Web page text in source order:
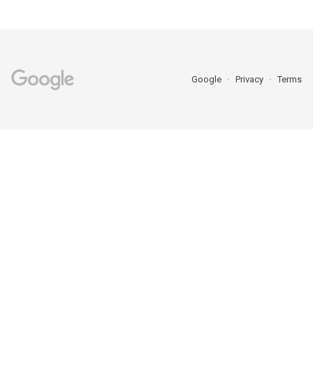
Google Privacy Terms